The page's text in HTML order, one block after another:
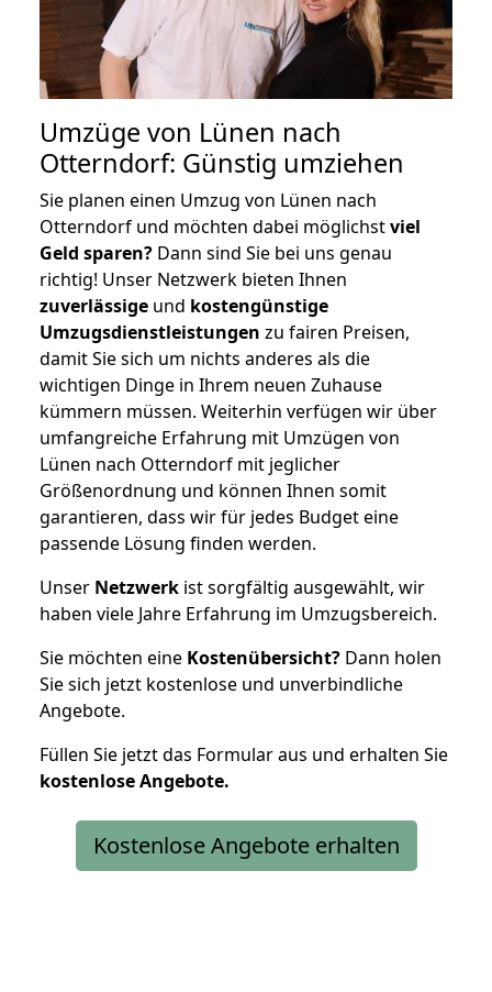
Umzüge von Lünen nach
Otterndorf: Günstig umziehen
Sie planen einen Umzug von Lünen nach
Otterndorf und möchten dabei möglichstviel
Geld sparen? Dann sind Sie bei uns genau
richtig! Unser Netzwerk bieten Ihnen
zuverlässige und kostengünstige
Umzugsdienstleistungen zu fairen Preisen,
damit Sie sich um nichts anderes als die
wichtigen Dinge in Ihrem neuen Zuhause
kümmern müssen. Weiterhin verfügen wir über
umfangreiche Erfahrung mit Umzügen von
Lünen nach Otterndorf mit jeglicher
Größenordnung und können Ihnen somit
garantieren, dass wir für jedes Budget eine
passende Lösung finden werden.
Unser Netzwerk ist sorgfältig ausgewählt, wir
haben viele Jahre Erfahrung im Umzugsbereich.
Sie möchten eine Kostenübersicht? Dann holen
Sie sich jetzt kostenlose und unverbindliche
Angebote.
Füllen Sie jetzt das Formular aus und erhalten Sie
kostenloseAngebote.
Kostenlose Angebote erhalten